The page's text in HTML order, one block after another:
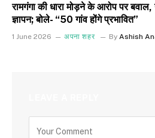
रामगंगा की धारा मोड़ने के आरोप पर बवाल,
ज्ञापन; बोले- “50 गांव होंगे प्रभावित”
1 June 2026 अपना शहर By Ashish